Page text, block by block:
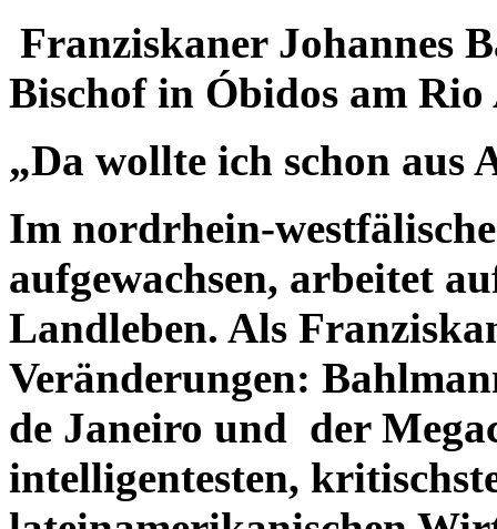
Franziskaner Johannes
Bischof in Óbidos am Rio
„Da wollte ich schon aus
Im nordrhein-
aufgewachsen, arbeitet
Landleben. Als
Veränderungen:
de Janeiro und der
intelligentesten,